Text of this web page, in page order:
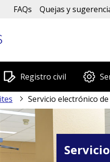
FAQs Quejas y
Registro civil
Servicio electrónico